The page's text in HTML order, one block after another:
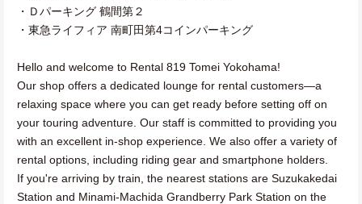
・Ｄパーキング 鶴間第２
・東急ライフィア 南町田第4コインパーキング
Hello and welcome to Rental 819 Tomei Yokohama!
Our shop offers a dedicated lounge for rental customers—a
relaxing space where you can get ready before setting off on
your touring adventure. Our staff is committed to providing you
with an excellent in-shop experience. We also offer a variety of
rental options, including riding gear and smartphone holders.
If you're arriving by train, the nearest stations are Suzukakedai
Station and Minami-Machida Grandberry Park Station on the